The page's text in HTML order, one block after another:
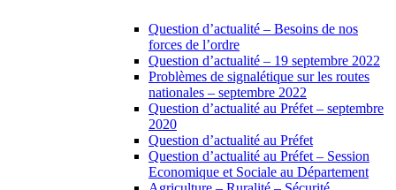
Question d’actualité – Besoins de nos
forces de l’ordre
Question d’actualité – 19 septembre 2022
Problèmes de signalétique sur les routes
nationales – septembre 2022
Question d’actualité au Préfet – septembre
2020
Question d’actualité au Préfet
Question d’actualité au Préfet – Session
Economique et Sociale au Département